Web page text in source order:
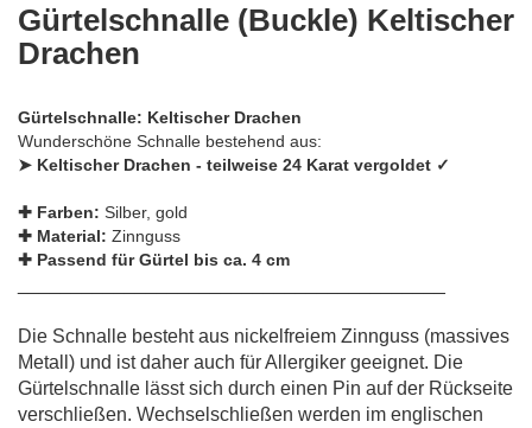
Gürtelschnalle (Buckle) Keltischer
Drachen
Gürtelschnalle: Keltischer Drachen
Wunderschöne Schnalle bestehend aus:
➤ Keltischer Drachen - teilweise 24 Karat vergoldet ✓
✚ Farben: Silber, gold
✚ Material: Zinnguss
✚ Passend für Gürtel bis ca. 4 cm
Die Schnalle besteht aus nickelfreiem Zinnguss (massives
Metall) und ist daher auch für Allergiker geeignet. Die
Gürtelschnalle lässt sich durch einen Pin auf der Rückseite
verschließen. Wechselschließen werden im englischen